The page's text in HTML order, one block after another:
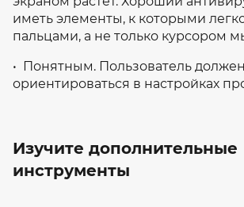
иметь элементы, к которыми
пальцами, а не только курсором
• Понятным. Пользователь
ориентироваться в настройках
Изучите дополнительные
инструменты